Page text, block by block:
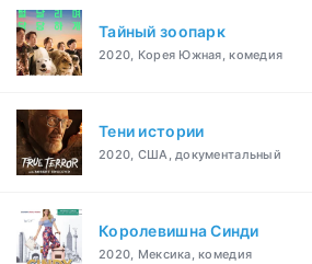
Тайный зоопарк
2020, Корея Южная, комедия
Тени истории
2020, США, документальный
Королевишна Синди
2020, Мексика, комедия